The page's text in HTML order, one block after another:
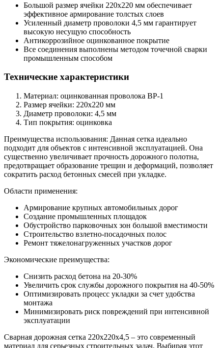
Большой размер ячейки 220х220 мм обеспечивает
эффективное армирование толстых слоев
Усиленный диаметр проволоки 4,5 мм гарантирует
высокую несущую способность
Антикоррозийное оцинкованное покрытие
Все соединения выполнены методом точечной сварки
промышленным способом
Технические характеристики
Материал: оцинкованная проволока ВР-1
Размер ячейки: 220х220 мм
Диаметр проволоки: 4,5 мм
Тип покрытия: оцинковка
Преимущества использования: Данная сетка идеально
подходит для объектов с интенсивной эксплуатацией. Она
существенно увеличивает прочность дорожного полотна,
предотвращает образование трещин и деформаций, позволяет
сократить расход бетонных смесей при укладке.
Области применения:
Армирование крупных автомобильных дорог
Создание промышленных площадок
Обустройство парковочных зон большой вместимости
Строительство взлетно-посадочных полос
Ремонт тяжелонагруженных участков дорог
Экономические преимущества:
Снизить расход бетона на 20-30%
Увеличить срок службы дорожного покрытия на 40-50%
Оптимизировать процесс укладки за счет удобства
монтажа
Минимизировать риск повреждений при интенсивной
эксплуатации
Сварная дорожная сетка 220х220х4,5 – это современный
материал для серьезных строительных задач. Выбирая этот